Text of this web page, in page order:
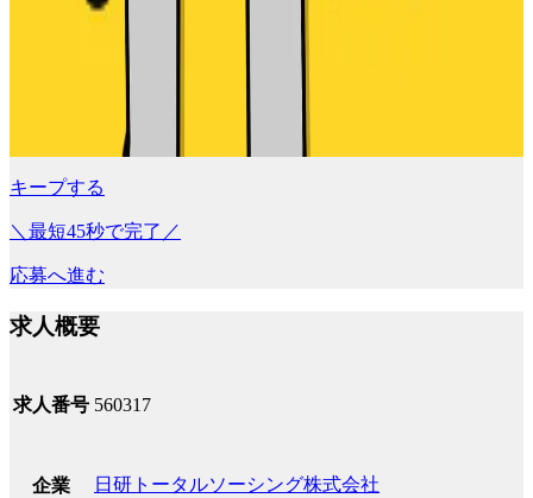
キープする
＼最短45秒で完了／
応募へ進む
求人概要
求人番号 560317
企業 日研トータルソーシング株式会社